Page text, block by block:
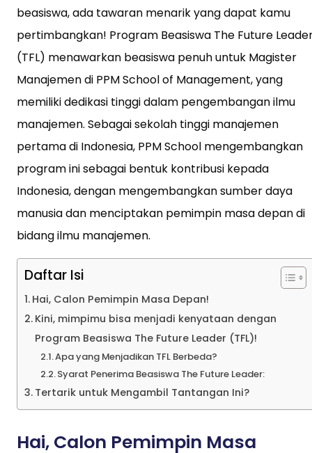
beasiswa, ada tawaran menarik yang dapat kamu
pertimbangkan! Program Beasiswa The Future
(TFL) menawarkan beasiswa penuh untuk Magister
Manajemen di PPM School of Management, yang
memiliki dedikasi tinggi dalam pengembangan ilmu
manajemen. Sebagai sekolah tinggi manajemen
pertama di Indonesia, PPM School mengembangkan
program ini sebagai bentuk kontribusi kepada
Indonesia, dengan mengembangkan sumber daya
manusia dan menciptakan pemimpin masa depan di
bidang ilmu manajemen.
Daftar Isi
Hai, Calon Pemimpin Masa Depan!
Kini, mimpimu bisa menjadi kenyataan dengan
Program Beasiswa The Future Leader (TFL)!
Apa yang Menjadikan TFL Berbeda?
Syarat Penerima Beasiswa The Future Leader:
Tertarik untuk Mengambil Tantangan Ini?
Hai, Calon Pemimpin Masa